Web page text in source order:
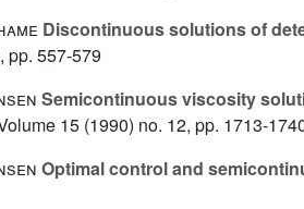
Discontinuous solutions of
pp. 557-579
Semicontinuous viscosity
15 (1990) no. 12, pp. 1713-
Optimal control and